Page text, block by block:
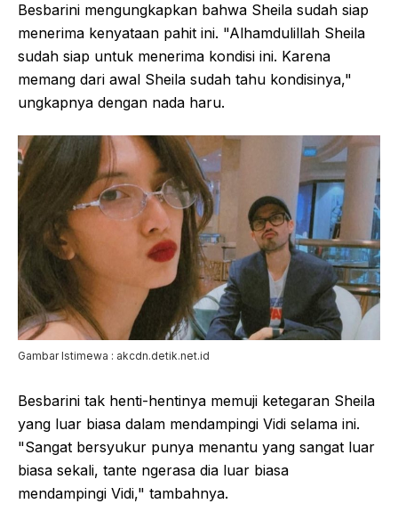
Besbarini mengungkapkan bahwa Sheila sudah siap
menerima kenyataan pahit ini. "Alhamdulillah Sheila
sudah siap untuk menerima kondisi ini. Karena
memang dari awal Sheila sudah tahu kondisinya,"
ungkapnya dengan nada haru.
Gambar Istimewa : akcdn.detik.net.id
Besbarini tak henti-hentinya memuji ketegaran Sheila
yang luar biasa dalam mendampingi Vidi selama ini.
"Sangat bersyukur punya menantu yang sangat luar
biasa sekali, tante ngerasa dia luar biasa
mendampingi Vidi," tambahnya.